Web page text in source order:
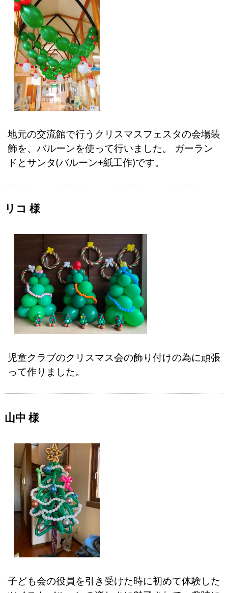
地元の交流館で行うクリスマスフェスタの会場装
飾を、バルーンを使って行いました。 ガーラン
ドとサンタ(バルーン+紙工作)です。
リコ 様
児童クラブのクリスマス会の飾り付けの為に頑張
って作りました。
山中 様
子ども会の役員を引き受けた時に初めて体験した